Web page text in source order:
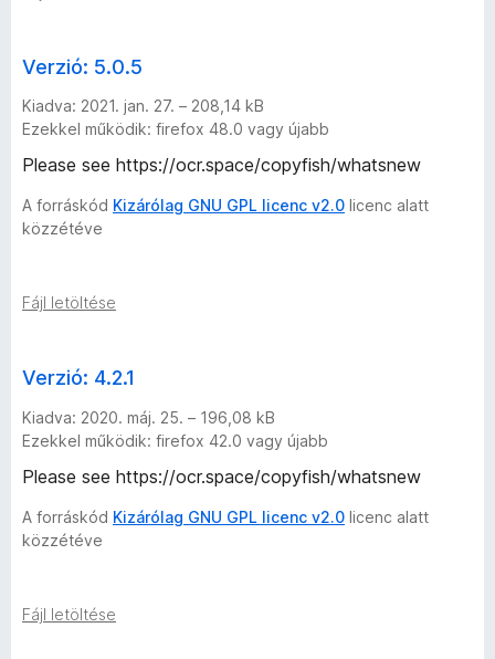
Verzió: 5.0.5
Kiadva: 2021. jan. 27. – 208,14 kB
Ezekkel működik: firefox 48.0 vagy újabb
Please see https://ocr.space/copyfish/whatsnew
A forráskód Kizárólag GNU GPL licenc v2.0 licenc alatt
közzétéve
Fájl letöltése
Verzió: 4.2.1
Kiadva: 2020. máj. 25. – 196,08 kB
Ezekkel működik: firefox 42.0 vagy újabb
Please see https://ocr.space/copyfish/whatsnew
A forráskód Kizárólag GNU GPL licenc v2.0 licenc alatt
közzétéve
Fájl letöltése